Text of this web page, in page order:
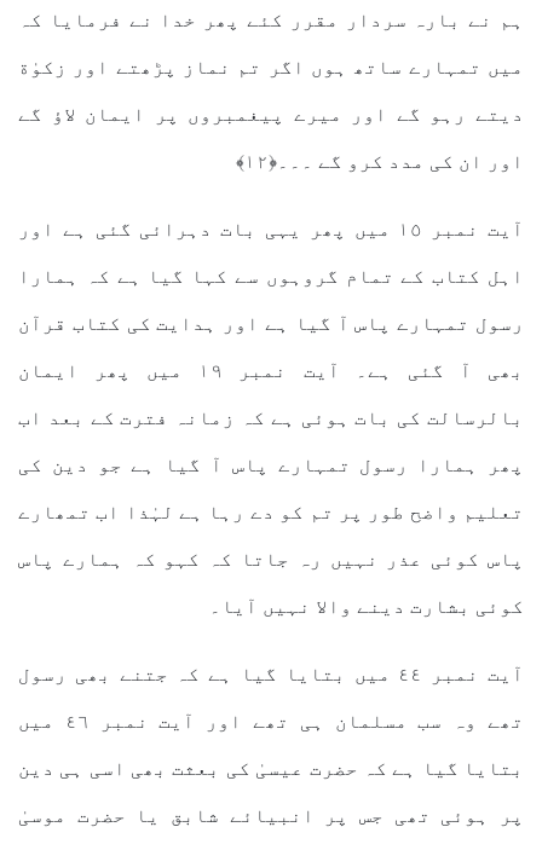
ہم نے بارہ سردار مقرر کئے پھر خدا نے فرمایا کہ
میں تمہارے ساتھ ہوں اگر تم نماز پڑھتے اور زکوٰة
دیتے رہو گے اور میرے پیغمبروں پر ایمان لاؤ گے
اور ان کی مدد کرو گے ۔۔۔﴿۱۲﴾
آیت نمبر ١٥ میں پھر یہی بات دہرائی گئی ہے اور
اہل کتاب کے تمام گروہوں سے کہا گیا ہے کہ ہمارا
رسول تمہارے پاس آ گیا ہے اور ہدایت کی کتاب قرآن
بھی آ گئی ہے۔ آیت نمبر ١٩ میں پھر ایمان
بالرسالت کی بات ہوئی ہے کہ زمانہ فترت کے بعد اب
پھر ہمارا رسول تمہارے پاس آ گیا ہے جو دین کی
تعلیم واضح طور پر تم کو دے رہا ہے لہٰذا اب تمھارے
پاس کوئی عذر نہیں رہ جاتا کہ کہو کہ ہمارے پاس
کوئی بشارت دینے والا نہیں آیا۔
آیت نمبر ٤٤ میں بتایا گیا ہے کہ جتنے بھی رسول
تھے وہ سب مسلمان ہی تھے اور آیت نمبر ٤٦ میں
بتایا گیا ہے کہ حضرت عیسیٰ کی بعثت بھی اسی ہی دین
پر ہوئی تھی جس پر انبیائے شابق یا حضرت موسیٰ